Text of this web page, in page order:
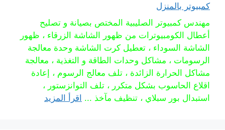
كمبيوتر بالمنزل
مهندس كمبيوتر الصليبية المختص بصيانة و تصليح
أعطال الكومبيوترات من ظهور الشاشة الزرقاء ، ظهور
الشاشة السوداء ، تعطيل كرت الشاشة وحدة معالجة
الرسومات ، مشاكل وحدات الطاقة و التغذية ، معالجة
مشاكل الحرارة الزائدة ، تلف معالج الرسوم ، إعادة
اقلاع الحاسوب بشكل متكرر ، تلف التوانزستور ،
استبدال بور سبلاي ، تنظيف مآخذ ... اقرأ المزيد